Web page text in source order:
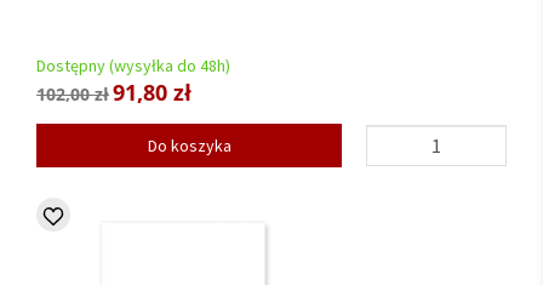
Dostępny (wysyłka do 48h)
102,00 zł91,80 zł
Do koszyka